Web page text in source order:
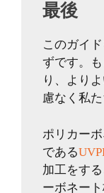
最後
このガイ
ずです。
り、より
慮なく私
ポリカー
である
加工をす
ーボネート